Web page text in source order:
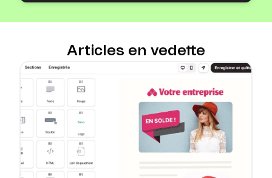
Articles en vedette